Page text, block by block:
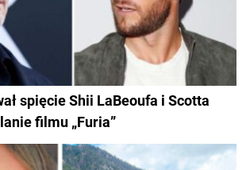
spięcie Shii LaBeoufa i Scotta
filmu „Furia”